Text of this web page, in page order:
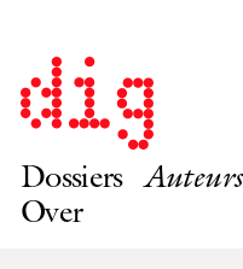
Dossiers Auteurs
Over